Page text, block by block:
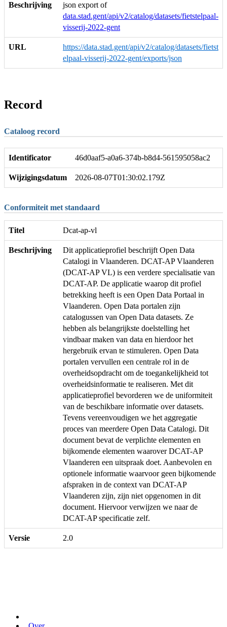
Beschrijving
json export of
data.stad.gent/api/v2/catalog/datasets/fietstelpaal-
visserij-2022-gent
URL
https://data.stad.gent/api/v2/catalog/datasets/fietst
elpaal-visserij-2022-gent/exports/json
Record
Cataloog record
Identificator 46d0aaf5-a0a6-374b-b8d4-561595058ac2
Wijzigingsdatum 2026-08-07T01:30:02.179Z
Conformiteit met standaard
Titel Dcat-ap-vl
Beschrijving
Dit applicatieprofiel beschrijft Open Data
Catalogi in Vlaanderen. DCAT-AP Vlaanderen
(DCAT-AP VL) is een verdere specialisatie van
DCAT-AP. De applicatie waarop dit profiel
betrekking heeft is een Open Data Portaal in
Vlaanderen. Open Data portalen zijn
catalogussen van Open Data datasets. Ze
hebben als belangrijkste doelstelling het
vindbaar maken van data en hierdoor het
hergebruik ervan te stimuleren. Open Data
portalen vervullen een centrale rol in de
overheidsopdracht om de toegankelijkheid tot
overheidsinformatie te realiseren. Met dit
applicatieprofiel bevorderen we de uniformiteit
van de beschikbare informatie over datasets.
Tevens vereenvoudigen we het aggregatie
proces van meerdere Open Data Catalogi. Dit
document bevat de verplichte elementen en
bijkomende elementen waarover DCAT-AP
Vlaanderen een uitspraak doet. Aanbevolen en
optionele informatie waarvoor geen bijkomende
afspraken in de context van DCAT-AP
Vlaanderen zijn, zijn niet opgenomen in dit
document. Hiervoor verwijzen we naar de
DCAT-AP specificatie zelf.
Versie 2.0